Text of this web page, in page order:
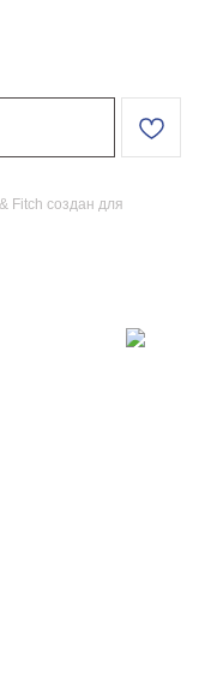
Fitch создан для